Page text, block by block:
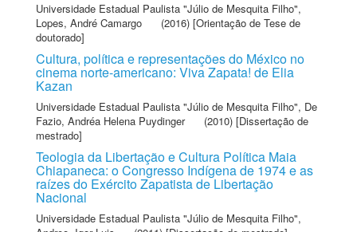
Universidade Estadual Paulista "Júlio de Mesquita Filho",
Lopes, André Camargo
(2016) [Orientação de Tese de
doutorado]
Cultura, política e representações do México no
cinema norte-americano: Viva Zapata! de Elia
Kazan
Universidade Estadual Paulista "Júlio de Mesquita Filho", De
Fazio, Andréa Helena Puydinger
(2010) [Dissertação de
mestrado]
Teologia da Libertação e Cultura Política Maia
Chiapaneca: o Congresso Indígena de 1974 e as
raízes do Exército Zapatista de Libertação
Nacional
Universidade Estadual Paulista "Júlio de Mesquita Filho",